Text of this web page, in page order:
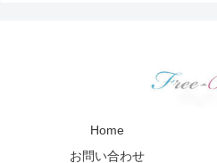
Home
お問い合わせ